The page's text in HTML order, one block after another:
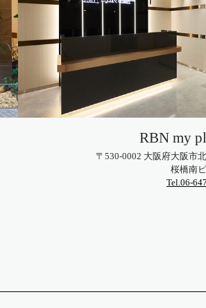
RBN my
〒530-0002 大阪府大阪市
桜橋南
Tel.06-